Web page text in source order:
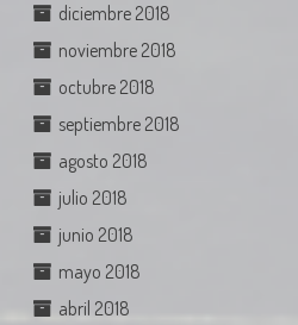
diciembre 2018
noviembre 2018
octubre 2018
septiembre 2018
agosto 2018
julio 2018
junio 2018
mayo 2018
abril 2018